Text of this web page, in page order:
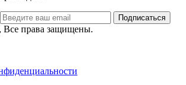
Все права защищены.